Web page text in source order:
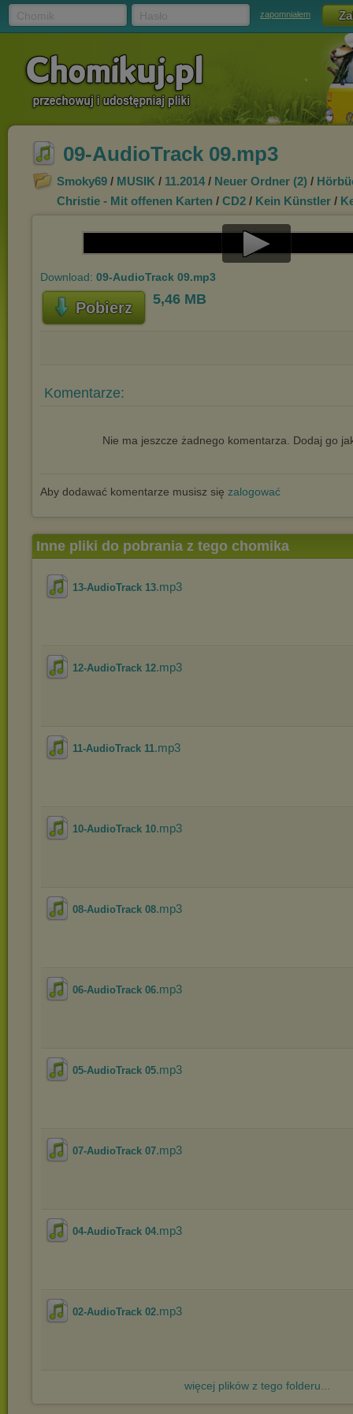
zapomniałem
09-AudioTrack 09.mp3
Smoky69 / MUSIK / 11.2014/ Neuer Ordner (2) /
Christie - Mit offenen Karten / CD2 / Kein Künstler /
Play
Download: 09-AudioTrack 09.mp3
Pobierz 5,46 MB
Komentarze:
Nie ma jeszcze żadnego komentarza. Dodaj go
Aby dodawać komentarze musisz się zalogować
Inne pliki do pobrania z tego chomika
13-AudioTrack 13.mp3
12-AudioTrack 12.mp3
11-AudioTrack 11.mp3
10-AudioTrack 10.mp3
08-AudioTrack 08.mp3
06-AudioTrack 06.mp3
05-AudioTrack 05.mp3
07-AudioTrack 07.mp3
04-AudioTrack 04.mp3
02-AudioTrack 02.mp3
więcej plików z tego folderu...